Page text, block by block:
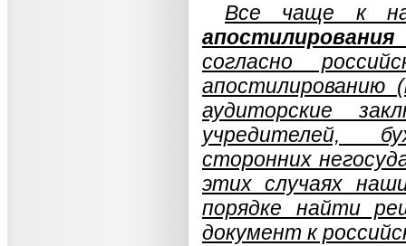
Все чаще к
согласно
апостилированию
аудиторские
учредителей,
сторонних
этих случаях
порядке найти
документ к